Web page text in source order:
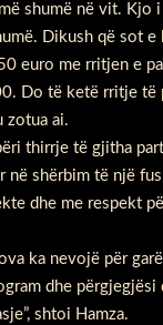
shumë në vit. Kjo i
Dikush që sot e
euro me rritjen e
Do të ketë rritje të
zotua ai.
thirrje të gjitha
në shërbim të një
dhe me respekt
ka nevojë për
dhe përgjegjësi
shtoi Hamza.